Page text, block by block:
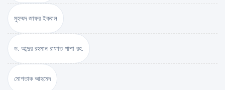
মুহম্মদ জাফর ইকবাল
ড. আব্দুর রহমান রাফাত পাশা রহ.
মোশতাক আহমেদ